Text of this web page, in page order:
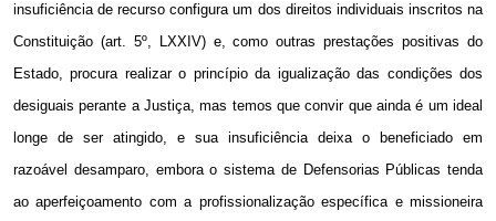
insuficiência de recurso configura um dos direitos individuais inscritos na
Constituição (art. 5º, LXXIV) e, como outras prestações positivas do
Estado, procura realizar o princípio da igualização das condições dos
desiguais perante a Justiça, mas temos que convir que ainda é um ideal
longe de ser atingido, e sua insuficiência deixa o beneficiado em
razoável desamparo, embora o sistema de Defensorias Públicas tenda
ao aperfeiçoamento com a profissionalização específica e missioneira